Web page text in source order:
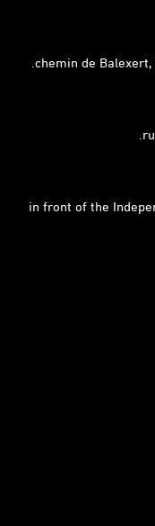
in front of the